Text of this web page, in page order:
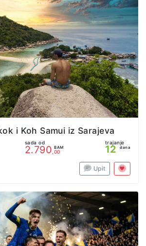
i Koh Samui iz Sarajeva
sada od
2.790 BAM
,00
trajanje
12 dana
Upit